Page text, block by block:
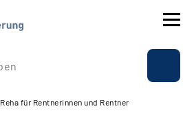
Reha für Rentnerinnen und Rentner